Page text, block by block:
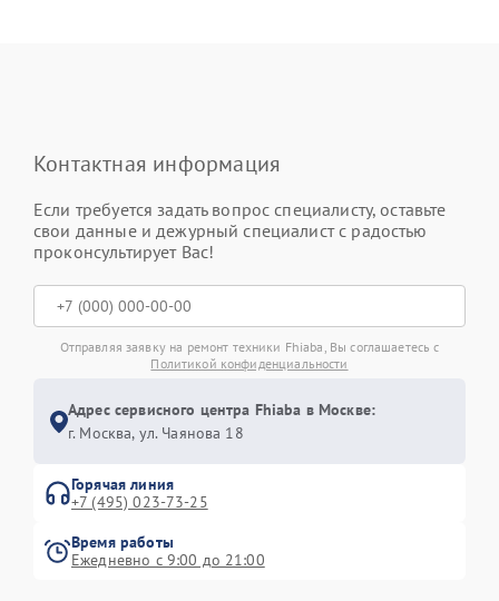
Контактная информация
Если требуется задать вопрос специалисту, оставьте
свои данные и дежурный специалист с радостью
проконсультирует Вас!
Отправляя заявку на ремонт техники Fhiaba, Вы соглашаетесь с
Политикой конфиденциальности
Адрес сервисного центра Fhiaba в Москве:
г. Москва, ул. Чаянова 18
Горячая линия
+7 (495) 023-73-25
Время работы
Ежедневно с 9:00 до 21:00